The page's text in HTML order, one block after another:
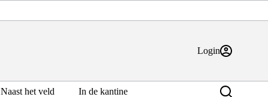
Login
Naast het veld In de kantine